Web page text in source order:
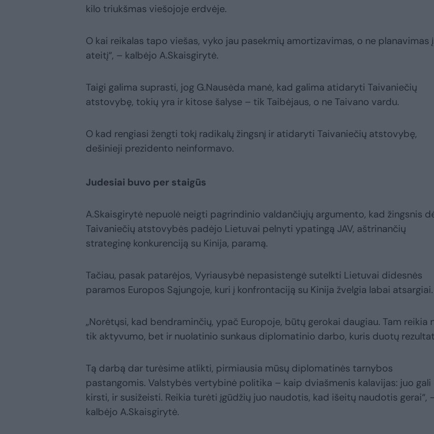
kilo triukšmas viešojoje erdvėje.
O kai reikalas tapo viešas, vyko jau pasekmių amortizavimas, o ne planavimas į
ateitį“, – kalbėjo A.Skaisgirytė.
Taigi galima suprasti, jog G.Nausėda manė, kad galima atidaryti Taivaniečių
atstovybę, tokių yra ir kitose šalyse – tik Taibėjaus, o ne Taivano vardu.
O kad rengiasi žengti tokį radikalų žingsnį ir atidaryti Taivaniečių atstovybę,
dešinieji prezidento neinformavo.
Judesiai buvo per staigūs
A.Skaisgirytė nepuolė neigti pagrindinio valdančiųjų argumento, kad žingsnis
Taivaniečių atstovybės padėjo Lietuvai pelnyti ypatingą JAV, aštrinančių
strateginę konkurenciją su Kinija, paramą.
Tačiau, pasak patarėjos, Vyriausybė nepasistengė sutelkti Lietuvai didesnės
paramos Europos Sąjungoje, kuri į konfrontaciją su Kinija žvelgia labai atsargiai.
„Norėtųsi, kad bendraminčių, ypač Europoje, būtų gerokai daugiau. Tam reikia
tik aktyvumo, bet ir nuolatinio sunkaus diplomatinio darbo, kuris duotų
Tą darbą dar turėsime atlikti, pirmiausia mūsų diplomatinės tarnybos
pastangomis. Valstybės vertybinė politika – kaip dviašmenis kalavijas: juo gali
kirsti, ir susižeisti. Reikia turėti įgūdžių juo naudotis, kad išeitų naudotis gerai“,
kalbėjo A.Skaisgirytė.